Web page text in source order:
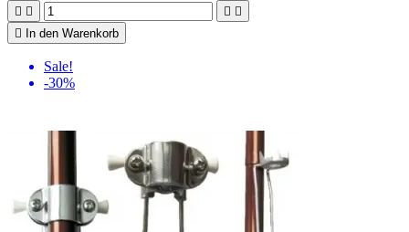
   

In den Warenkorb
Sale!
-30%